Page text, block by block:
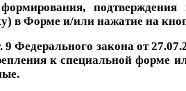
подтверждения
в Форме и/или нажатие на
9 Федерального закона от
к специальной форме